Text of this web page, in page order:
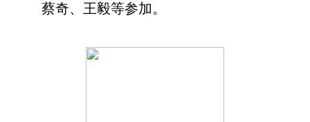
蔡奇、王毅等参加。